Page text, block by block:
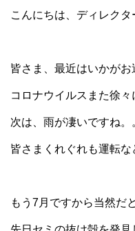
こんにちは、ディレクタ
皆さま、最近はいかがお
コロナウイルスまた徐
次は、雨が凄いですね。
皆さまくれぐれも運転な
もう7月ですから当然だ